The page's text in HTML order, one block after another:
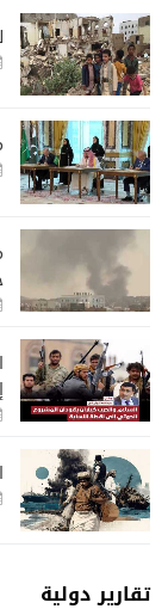
تقارير دولية